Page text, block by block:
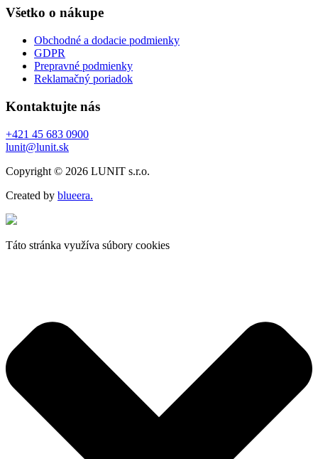
Všetko o nákupe
Obchodné a dodacie podmienky
GDPR
Prepravné podmienky
Reklamačný poriadok
Kontaktujte nás
+421 45 683 0900
lunit@lunit.sk
Copyright © 2026 LUNIT s.r.o.
Created by blueera.
Táto stránka využíva súbory cookies